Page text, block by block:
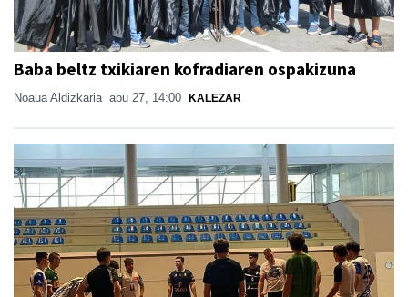
Baba beltz txikiaren kofradiaren ospakizuna
Noaua Aldizkaria abu 27, 14:00 KALEZAR